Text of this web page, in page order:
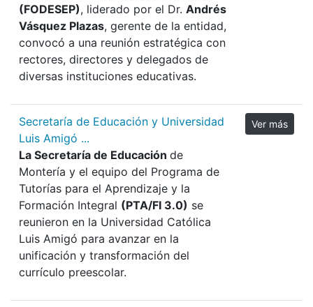
(FODESEP), liderado por el Dr. Andrés
Vásquez Plazas, gerente de la entidad,
convocó a una reunión estratégica con
rectores, directores y delegados de
diversas instituciones educativas.
Secretaría de Educación y Universidad
Luis Amigó ...
La Secretaría de Educación de
Montería y el equipo del Programa de
Tutorías para el Aprendizaje y la
Formación Integral (PTA/FI 3.0) se
reunieron en la Universidad Católica
Luis Amigó para avanzar en la
unificación y transformación del
currículo preescolar.
Ver más